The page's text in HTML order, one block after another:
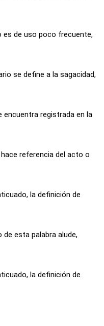
de uso poco frecuente,
se define a la sagacidad,
encuentra registrada en la
referencia del acto o
la definición de
esta palabra alude,
la definición de